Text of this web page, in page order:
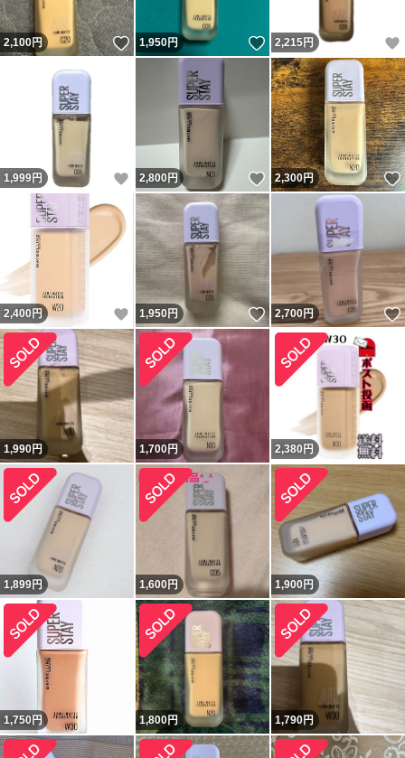
2,100円 いいね！
1,950円 いいね！
2,215円
1,999円 いいね！
2,800円 いいね！
2,300円
2,400 円 いいね！
1,950円 いいね！
2,700円
1,990円 1,700円 2,380 円
1,899円 1,600円 1,900円
1,750円 1,800円 1,790円